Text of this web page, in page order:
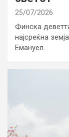
25/07/2026
Финска
најсреќна
Емануел…